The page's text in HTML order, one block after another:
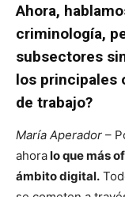
Ahora,
criminología,
subsectores
los principales
de trabajo?
María Aperador –
ahoralo que más
ámbito digital.